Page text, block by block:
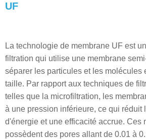
UF
La technologie de membrane UF est
filtration qui utilise une membrane
séparer les particules et les molécules
taille. Par rapport aux techniques de
telles que la microfiltration, les
à une pression inférieure, ce qui réduit
d'énergie et une efficacité accrue. Ces
possèdent des pores allant de 0.01 à